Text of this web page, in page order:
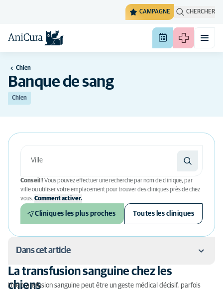
CAMPAGNE CHERCHER
Chien
Banque de sang
Chien
Conseil ! Vous pouvez effectuer une recherche par nom de clinique, par
ville ou utiliser votre emplacement pour trouver des cliniques près de chez
vous. Comment activer.
Cliniques les plus proches Toutes les cliniques
Dans cet article
La transfusion sanguine chez les chiens
La transfusion sanguine chez les
chiens
Une transfusion sanguine peut être un geste médical décisif, parfois